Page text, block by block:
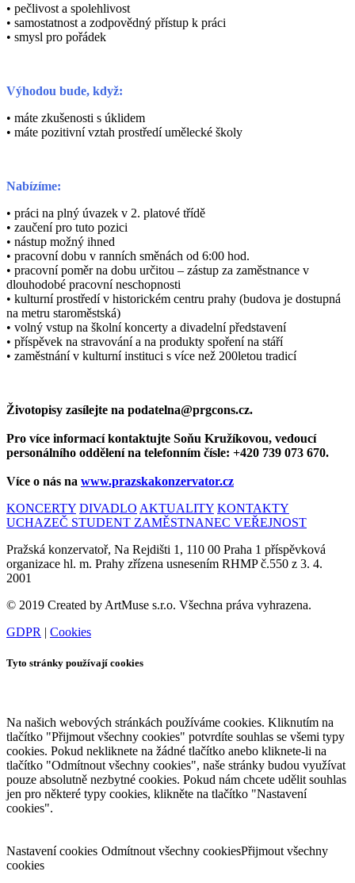
• pečlivost a spolehlivost
• samostatnost a zodpovědný přístup k práci
• smysl pro pořádek
Výhodou bude, když:
• máte zkušenosti s úklidem
• máte pozitivní vztah prostředí umělecké školy
Nabízíme:
• práci na plný úvazek v 2. platové třídě
• zaučení pro tuto pozici
• nástup možný ihned
• pracovní dobu v ranních směnách od 6:00 hod.
• pracovní poměr na dobu určitou – zástup za zaměstnance v
dlouhodobé pracovní neschopnosti
• kulturní prostředí v historickém centru prahy (budova je dostupná
na metru staroměstská)
• volný vstup na školní koncerty a divadelní představení
• příspěvek na stravování a na produkty spoření na stáří
• zaměstnání v kulturní instituci s více než 200letou tradicí
Životopisy zasílejte na podatelna@prgcons.cz.
Pro více informací kontaktujte Soňu Kružíkovou, vedoucí
personálního oddělení na telefonním čísle: +420 739 073 670.
Více o nás na www.prazskakonzervator.cz
KONCERTY DIVADLO AKTUALITY KONTAKTY
UCHAZEČ STUDENT ZAMĚSTNANEC VEŘEJNOST
Pražská konzervatoř, Na Rejdišti 1, 110 00 Praha 1 příspěvková
organizace hl. m. Prahy zřízena usnesením RHMP č.550 z 3. 4.
2001
© 2019 Created by ArtMuse s.r.o. Všechna práva vyhrazena.
GDPR | Cookies
Tyto stránky používají cookies
Na našich webových stránkách používáme cookies. Kliknutím na
tlačítko "Přijmout všechny cookies" potvrdíte souhlas se všemi typy
cookies. Pokud nekliknete na žádné tlačítko anebo kliknete-li na
tlačítko "Odmítnout všechny cookies", naše stránky budou využívat
pouze absolutně nezbytné cookies. Pokud nám chcete udělit souhlas
jen pro některé typy cookies, klikněte na tlačítko "Nastavení
cookies".
Nastavení cookies Odmítnout všechny cookiesPřijmout všechny
cookies